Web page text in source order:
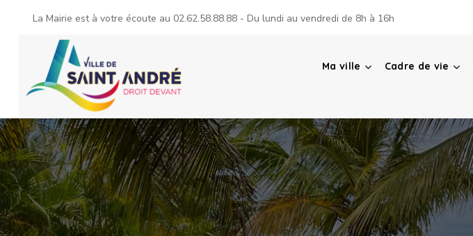
La Mairie est à votre écoute au 02.62.58.88.88 - Du lundi au vendredi de 8h à 16h
Ma ville Cadre de vie